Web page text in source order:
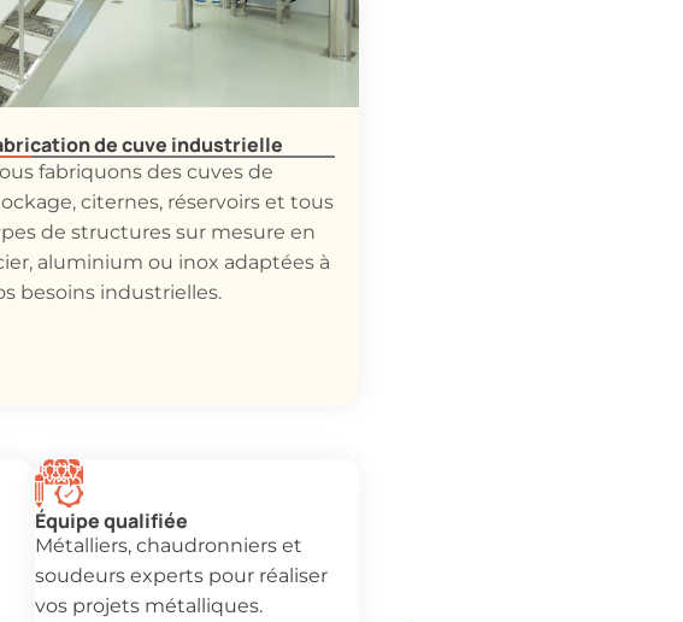
de cuve industrielle
fabriquons des cuves de
citernes, réservoirs et tous
de structures sur mesure en
aluminium ou inox adaptées à
besoins industrielles.
Équipe qualifiée
Métalliers, chaudronniers et
soudeurs experts pour réaliser
vos projets métalliques.